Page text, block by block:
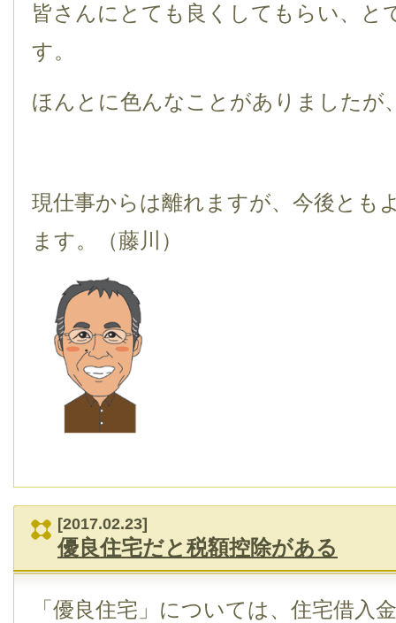
皆さんにとても良くしてもらい、と
す。
ほんとに色んなことがありましたが
現仕事からは離れますが、今後とも
ます。（藤川）
[2017.02.23]
優良住宅だと税額控除がある
「優良住宅」については、住宅借入